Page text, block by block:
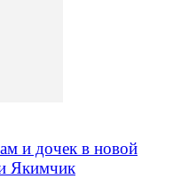
и дочек в новой
Якимчик